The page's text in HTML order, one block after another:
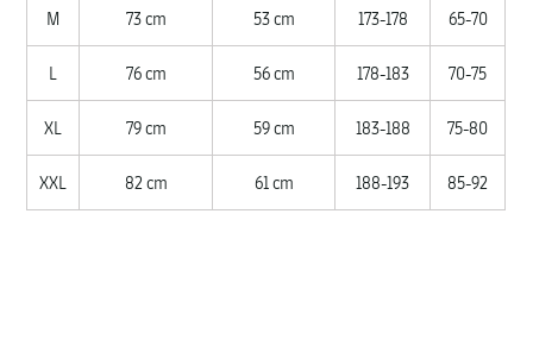
M 73 cm 53 cm 173-178 65-70
L 76 cm 56 cm 178-183 70-75
XL 79 cm 59 cm 183-188 75-80
XXL 82 cm 61 cm 188-193 85-92